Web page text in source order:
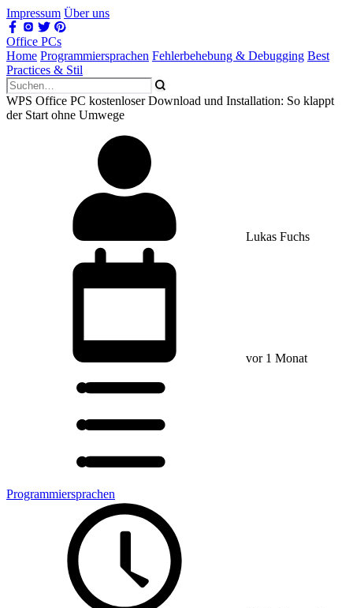
Impressum Über uns
Office PCs
Home Programmiersprachen Fehlerbehebung & Debugging Best
Practices & Stil
WPS Office PC kostenloser Download und Installation: So klappt
der Start ohne Umwege
Lukas Fuchs
vor 1 Monat
Programmiersprachen